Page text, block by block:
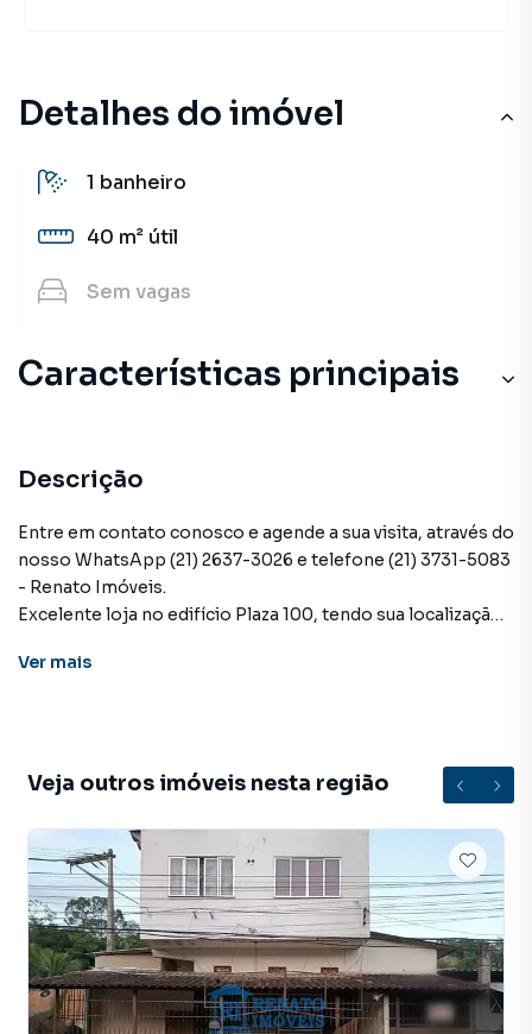
Detalhes do imóvel
1 banheiro
40 m² útil
Sem vagas
Características principais
Descrição
Entre em contato conosco e agende a sua visita, através do
nosso WhatsApp (21) 2637-3026 e telefone (21) 3731-5083
- Renato Imóveis.
Excelente loja no edifício Plaza 100, tendo sua localização
pizzarias, restaurantes, escolas, ponto de táxi, Câmara
VALOR DE VENDA: 450.000,00
IPTU: R$490,04
DEMAIS TAXAS PODERÃO SER INFORMADAS DURANTE
O ATENDIMENTO.
Ver mais
Veja outros imóveis nesta região